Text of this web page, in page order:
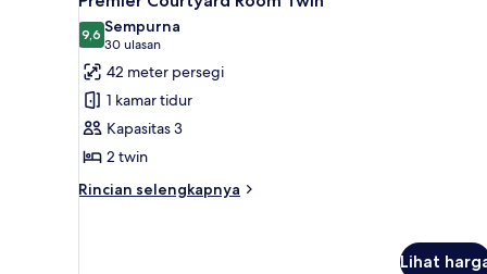
semua
foto
untuk
Premier
Courtyard
Room
Twin
9,69,6 dari 10
Sempurna
30 ulasan
(30
ulasan)
42 meter persegi
1 kamar tidur
Kapasitas 3
2 twin
Rincian selengkapnya
Rincian
Lihat